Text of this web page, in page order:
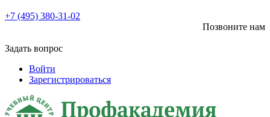
+7 (495) 380-31-02
Позвоните нам
Задать вопрос
Войти
Зарегистрироваться